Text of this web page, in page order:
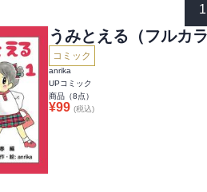
1
うみとえる（フルカラ
コミック
anrika
UPコミック
商品（8点）
¥99 (税込)